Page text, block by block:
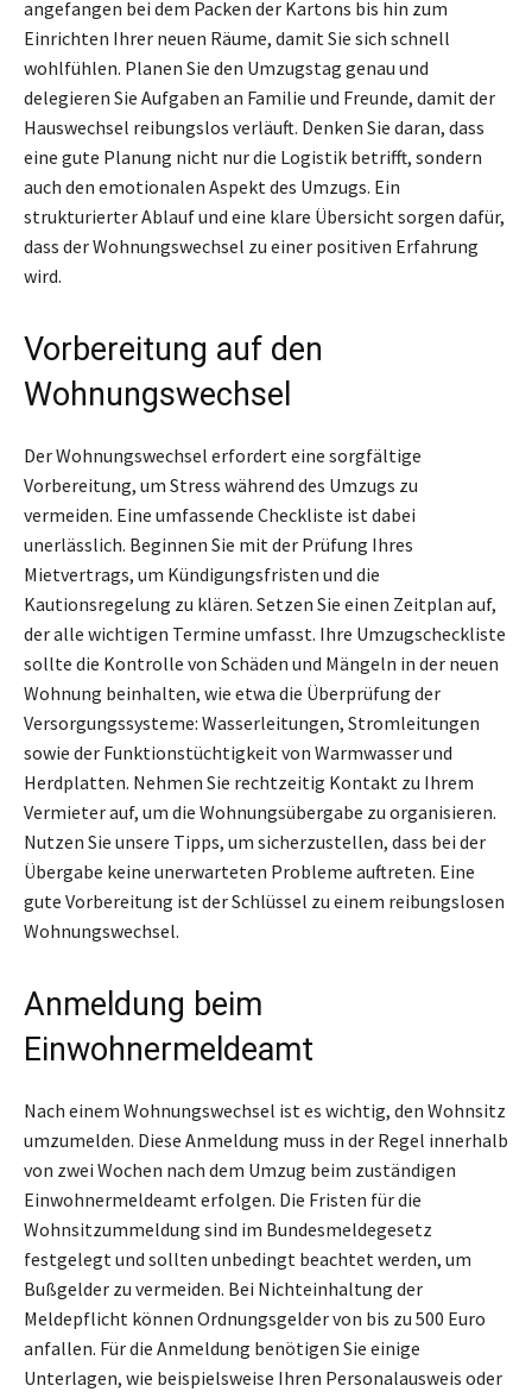
angefangen bei dem Packen der Kartons bis hin zum
Einrichten Ihrer neuen Räume, damit Sie sich schnell
wohlfühlen. Planen Sie den Umzugstag genau und
delegieren Sie Aufgaben an Familie und Freunde, damit der
Hauswechsel reibungslos verläuft. Denken Sie daran, dass
eine gute Planung nicht nur die Logistik betrifft, sondern
auch den emotionalen Aspekt des Umzugs. Ein
strukturierter Ablauf und eine klare Übersicht sorgen dafür,
dass der Wohnungswechsel zu einer positiven Erfahrung
wird.
Vorbereitung auf den
Wohnungswechsel
Der Wohnungswechsel erfordert eine sorgfältige
Vorbereitung, um Stress während des Umzugs zu
vermeiden. Eine umfassende Checkliste ist dabei
unerlässlich. Beginnen Sie mit der Prüfung Ihres
Mietvertrags, um Kündigungsfristen und die
Kautionsregelung zu klären. Setzen Sie einen Zeitplan auf,
der alle wichtigen Termine umfasst. Ihre Umzugscheckliste
sollte die Kontrolle von Schäden und Mängeln in der neuen
Wohnung beinhalten, wie etwa die Überprüfung der
Versorgungssysteme: Wasserleitungen, Stromleitungen
sowie der Funktionstüchtigkeit von Warmwasser und
Herdplatten. Nehmen Sie rechtzeitig Kontakt zu Ihrem
Vermieter auf, um die Wohnungsübergabe zu organisieren.
Nutzen Sie unsere Tipps, um sicherzustellen, dass bei der
Übergabe keine unerwarteten Probleme auftreten. Eine
gute Vorbereitung ist der Schlüssel zu einem reibungslosen
Wohnungswechsel.
Anmeldung beim
Einwohnermeldeamt
Nach einem Wohnungswechsel ist es wichtig, den Wohnsitz
umzumelden. Diese Anmeldung muss in der Regel innerhalb
von zwei Wochen nach dem Umzug beim zuständigen
Einwohnermeldeamt erfolgen. Die Fristen für die
Wohnsitzummeldung sind im Bundesmeldegesetz
festgelegt und sollten unbedingt beachtet werden, um
Bußgelder zu vermeiden. Bei Nichteinhaltung der
Meldepflicht können Ordnungsgelder von bis zu 500 Euro
anfallen. Für die Anmeldung benötigen Sie einige
Unterlagen, wie beispielsweise Ihren Personalausweis oder